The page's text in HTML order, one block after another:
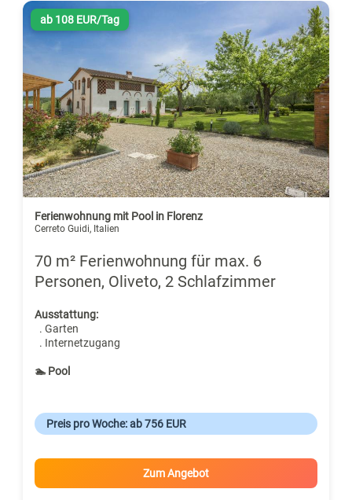
ab 108 EUR/Tag
Ferienwohnung mit Pool in Florenz
Cerreto Guidi, Italien
70 m² Ferienwohnung für max. 6
Personen, Oliveto, 2 Schlafzimmer
Ausstattung:
. Garten
. Internetzugang
🏊 Pool
Preis pro Woche: ab 756 EUR
Zum Angebot